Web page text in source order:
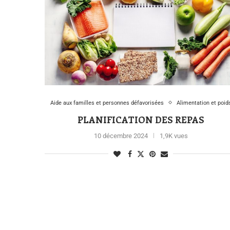
Aide aux familles et personnes défavorisées Alimentation et
PLANIFICATION DES REPAS
10 décembre 2024 1,9K vues